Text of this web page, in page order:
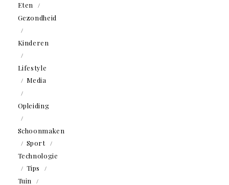
Eten
Gezondheid
Kinderen
Lifestyle
Media
Opleiding
Schoonmaken
Sport
Technologie
Tips
Tuin